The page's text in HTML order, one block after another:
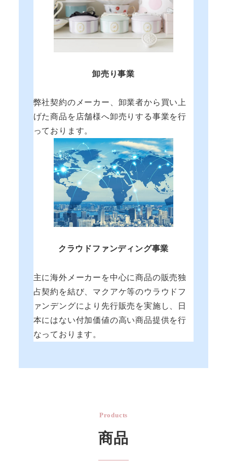
卸売り事業
弊社契約のメーカー、卸業者から買い上
げた商品を店舗様へ卸売りする事業を行
っております。
クラウドファンディング事業
主に海外メーカーを中心に商品の販売独
占契約を結び、マクアケ等のウラウドフ
ァンデングにより先行販売を実施し、日
本にはない付加価値の高い商品提供を行
なっております。
Products
商品